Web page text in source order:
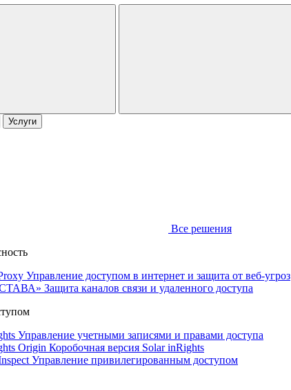
Услуги
Все решения
Управление доступом в интернет и защита от веб-угроз
Защита каналов связи и удаленного доступа
Управление учетными записями и правами доступа
Origin Коробочная версия Solar inRights
Управление привилегированным доступом